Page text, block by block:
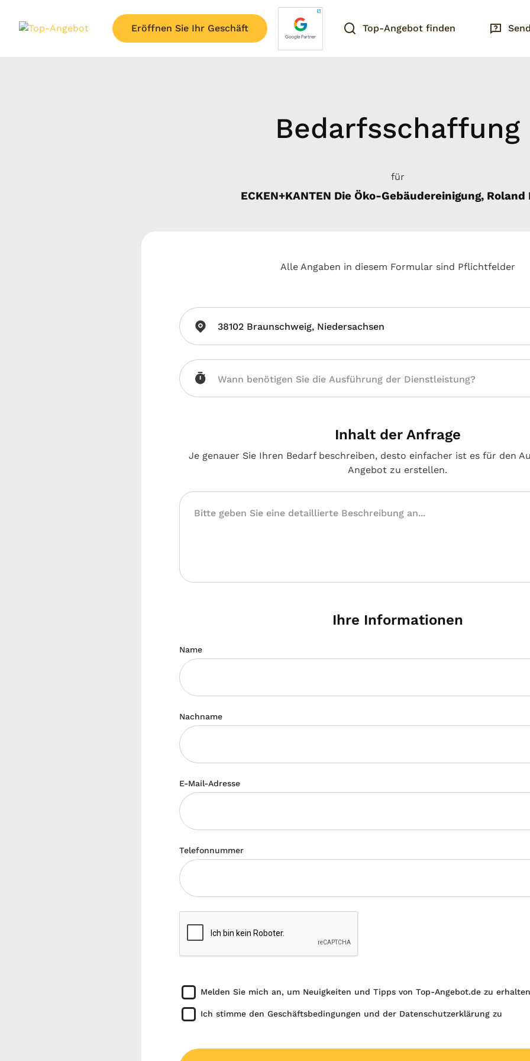
Eröffnen Sie Ihr Geschäft Top-Angebot finden
Bedarfsschaffung
für
ECKEN+KANTEN Die Öko-Gebäudereinigung, Roland
Alle Angaben in diesem Formular sind Pflichtfelder
38102 Braunschweig, Niedersachsen
Inhalt der Anfrage
Je genauer Sie Ihren Bedarf beschreiben, desto einfacher ist es für den
Angebot zu erstellen.
Ihre Informationen
Name
Nachname
E-Mail-Adresse
Telefonnummer
Melden Sie mich an, um Neuigkeiten und Tipps von Top-Angebot.de zu erhalten
Ich stimme den Geschäftsbedingungen und der Datenschutzerklärung zu